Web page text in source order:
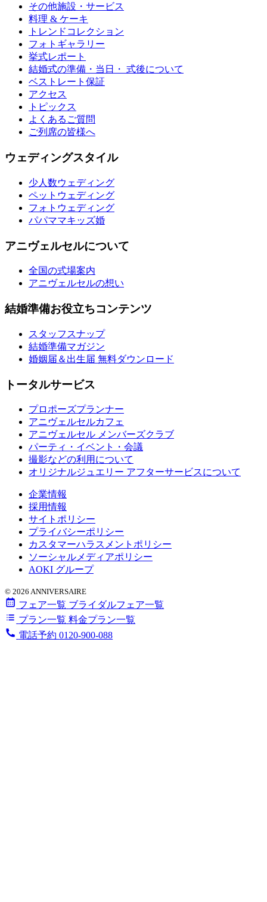
その他施設・サービス
料理 & ケーキ
トレンドコレクション
フォトギャラリー
挙式レポート
結婚式の準備・当日・ 式後について
ベストレート保証
アクセス
トピックス
よくあるご質問
ご列席の皆様へ
ウェディングスタイル
少人数ウェディング
ペットウェディング
フォトウェディング
パパママキッズ婚
アニヴェルセルについて
全国の式場案内
アニヴェルセルの想い
結婚準備お役立ちコンテンツ
スタッフスナップ
結婚準備マガジン
婚姻届＆出生届 無料ダウンロード
トータルサービス
プロポーズプランナー
アニヴェルセルカフェ
アニヴェルセル メンバーズクラブ
パーティ・イベント・会議
撮影などの利用について
オリジナルジュエリー アフターサービスについて
企業情報
採用情報
サイトポリシー
プライバシーポリシー
カスタマーハラスメントポリシー
ソーシャルメディアポリシー
AOKI グループ
© 2026 ANNIVERSAIRE
フェア一覧 ブライダルフェア一覧
プラン一覧 料金プラン一覧
電話予約0120-900-088